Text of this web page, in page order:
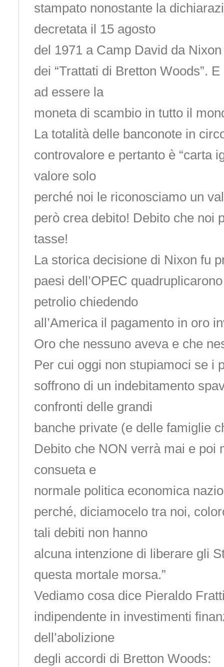
stampato nonostante la
decretata il 15 agosto
del 1971 a Camp David da Nixon
dei “Trattati di Bretton Woods”.
ad essere la
moneta di scambio in tutto il
La totalità delle banconote in
controvalore e pertanto è “carta
valore solo
perché noi le riconosciamo un
però crea debito! Debito che noi
tasse!
La storica decisione di Nixon fu
paesi dell’OPEC
petrolio chiedendo
all’America il pagamento in oro
Oro che nessuno aveva e che
Per cui oggi non stupiamoci se i
soffrono di un indebitamento
confronti delle grandi
banche private (e delle famiglie
Debito che NON verrà mai e poi
consueta e
normale politica economica
perché, diciamocelo tra noi,
tali debiti non hanno
alcuna intenzione di liberare gli
questa mortale morsa.”
Vediamo cosa dice Pieraldo
indipendente in investimenti
dell’abolizione
degli accordi di Bretton Woods: